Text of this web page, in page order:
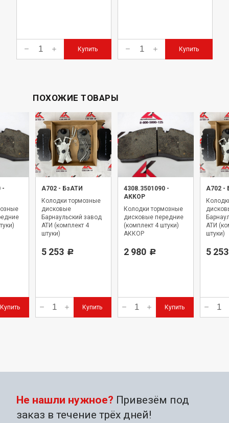
Купить Купить
ПОХОЖИЕ ТОВАРЫ
-
Купить
А702 - БзАТИ
Колодки тормозные
дисковые
Барнаульский завод
АТИ (комплект 4
штуки)
5 253 Р
Купить
4308.3501090 -
АККОР
Колодки тормозные
дисковые передние
(комплект 4 штуки)
АККОР
2 980 Р
Купить
А702 -
АТИ
штуки)
5 253
Не нашли нужное? Привезём под
заказ в течение трёх дней!